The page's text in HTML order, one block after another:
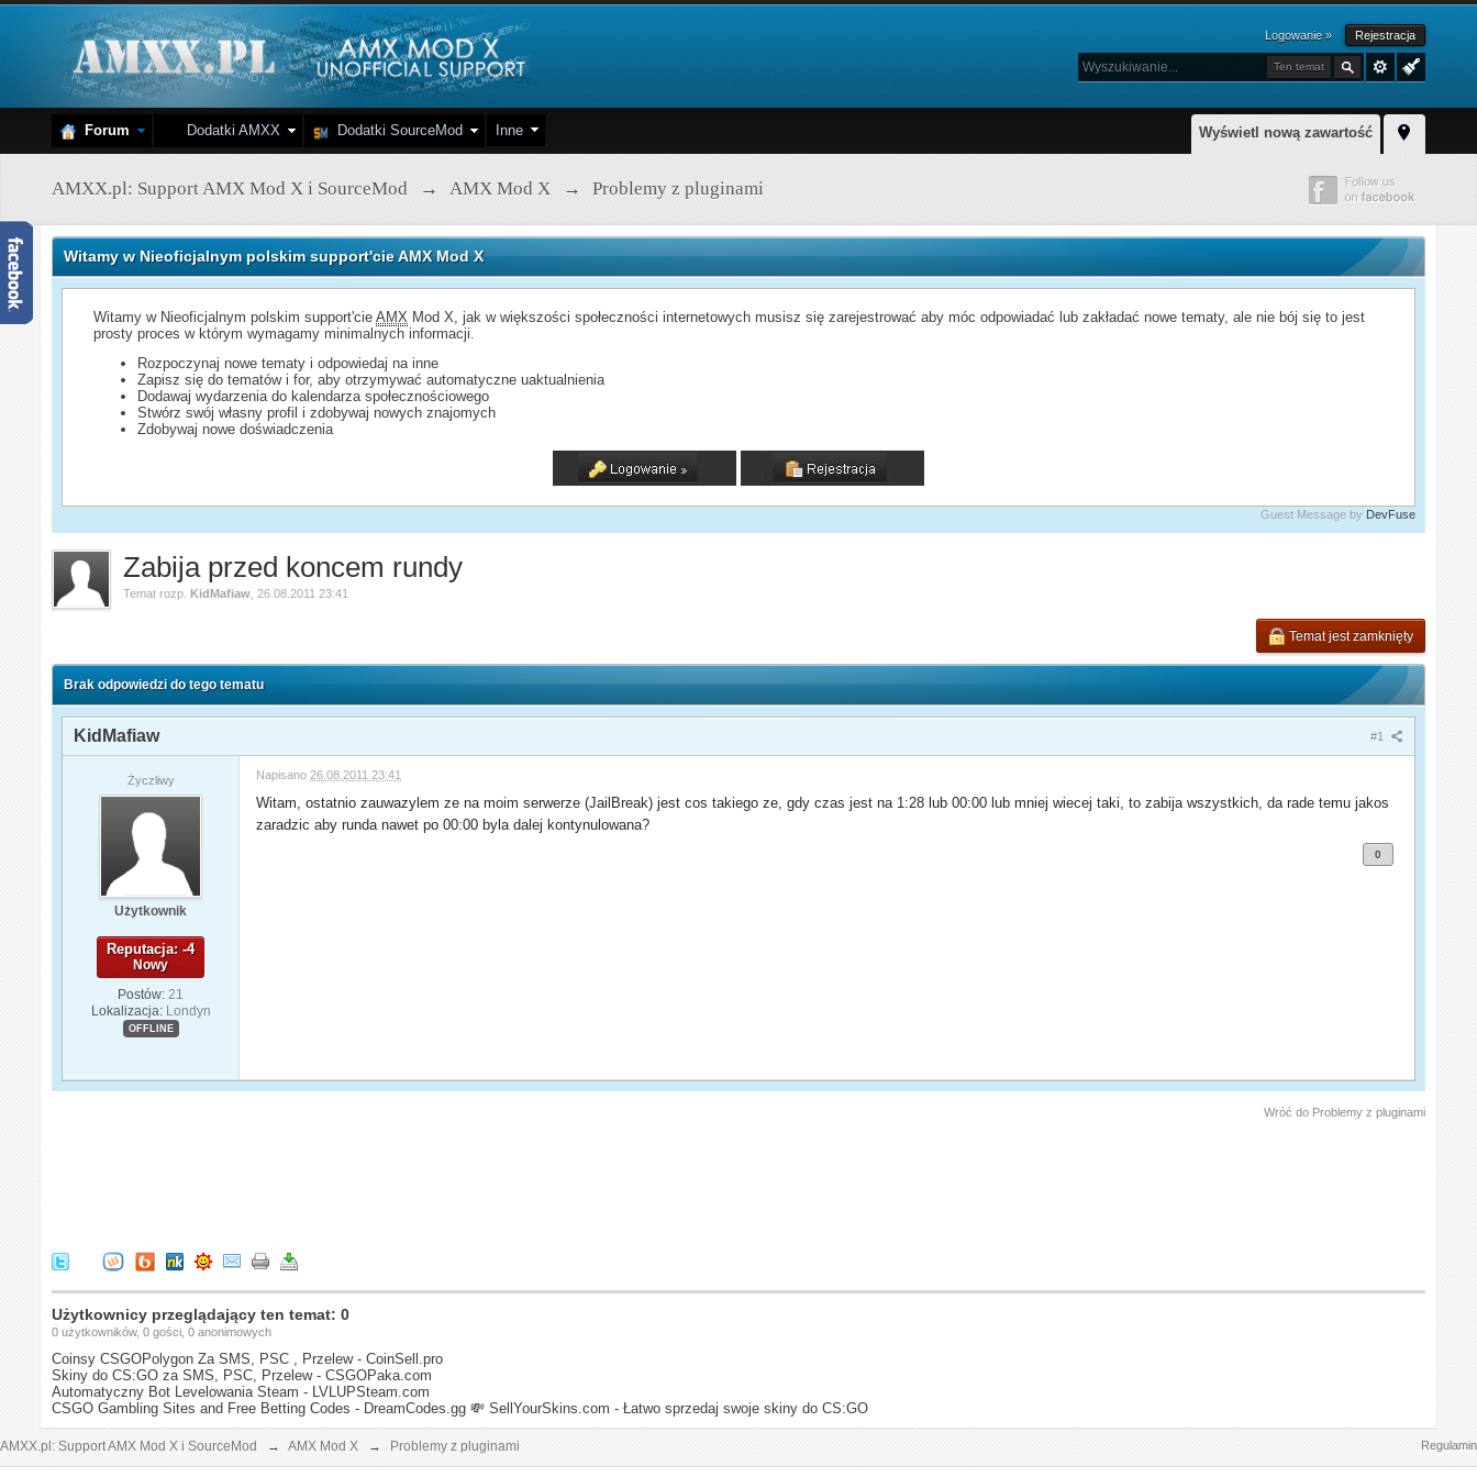
Logowanie » Rejestracja
Ten temat
Wyświetl nową zawartość
Forum Dodatki AMXX Dodatki SourceMod Inne
AMXX.pl: Support AMX Mod X i SourceMod → AMX Mod X → Problemy z pluginami
Witamy w Nieoficjalnym polskim support'cie AMX Mod X
Witamy w Nieoficjalnym polskim support'cieAMX Mod X, jak w większości społeczności internetowych musisz się zarejestrować aby móc odpowiadać lub zakładać nowe tematy, ale nie bój się to jest
prosty proces w którym wymagamy minimalnych informacji.
Rozpoczynaj nowe tematy i odpowiedaj na inne
Zapisz się do tematów i for, aby otrzymywać automatyczne uaktualnienia
Dodawaj wydarzenia do kalendarza społecznościowego
Stwórz swój własny profil i zdobywaj nowych znajomych
Zdobywaj nowe doświadczenia
Guest Message by DevFuse
Zabija przed koncem rundy
Temat rozp.KidMafiaw 26.08.2011 23:41
Temat jest zamknięty
Brak odpowiedzi do tego tematu
#1
KidMafiaw
Życzliwy
Użytkownik
Reputacja: -4
Nowy
Postów: 21
Lokalizacja: Londyn
OFFLINE
Napisano 26.08.2011 23:41
Witam, ostatnio zauwazylem ze na moim serwerze (JailBreak) jest cos takiego ze, gdy czas jest na 1:28 lub 00:00 lub mniej wiecej taki, to zabija wszystkich, da rade temu jakos
zaradzic aby runda nawet po 00:00 byla dalej kontynulowana?
0
Wróć do Problemy z pluginami
Użytkownicy przeglądający ten temat: 0
0 użytkowników, 0 gości, 0 anonimowych
Coinsy CSGOPolygon Za SMS, PSC , Przelew - CoinSell.pro
Skiny do CS:GO za SMS, PSC, Przelew - CSGOPaka.com
Automatyczny Bot Levelowania Steam - LVLUPSteam.com
CSGO Gambling Sites and Free Betting Codes - DreamCodes.gg 💸 SellYourSkins.com - Łatwo sprzedaj swoje skiny do CS:GO
AMXX.pl: Support AMX Mod X i SourceMod → AMX Mod X → Problemy z pluginami Regulamin